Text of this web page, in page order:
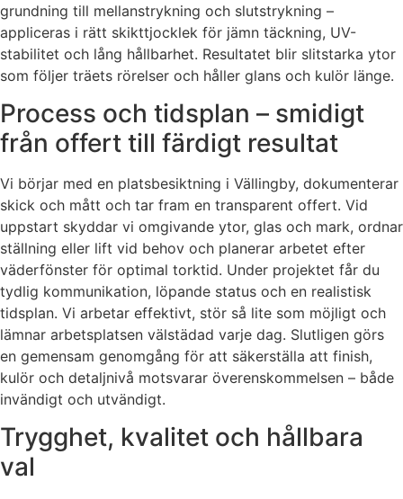
grundning till mellanstrykning och slutstrykning –
appliceras i rätt skikttjocklek för jämn täckning, UV-
stabilitet och lång hållbarhet. Resultatet blir slitstarka ytor
som följer träets rörelser och håller glans och kulör länge.
Process och tidsplan – smidigt
från offert till färdigt resultat
Vi börjar med en platsbesiktning i Vällingby, dokumenterar
skick och mått och tar fram en transparent offert. Vid
uppstart skyddar vi omgivande ytor, glas och mark, ordnar
ställning eller lift vid behov och planerar arbetet efter
väderfönster för optimal torktid. Under projektet får du
tydlig kommunikation, löpande status och en realistisk
tidsplan. Vi arbetar effektivt, stör så lite som möjligt och
lämnar arbetsplatsen välstädad varje dag. Slutligen görs
en gemensam genomgång för att säkerställa att finish,
kulör och detaljnivå motsvarar överenskommelsen – både
invändigt och utvändigt.
Trygghet, kvalitet och hållbara
val